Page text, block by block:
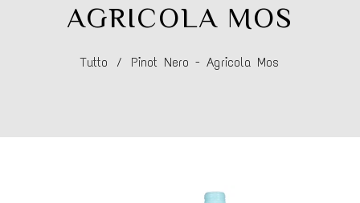
AGRICOLA MOS
Tutto / Pinot Nero - Agricola Mos